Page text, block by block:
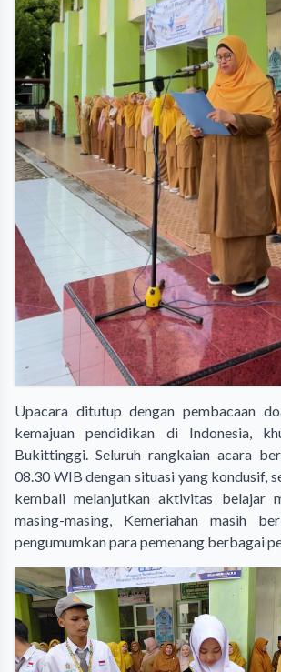
Upacara ditutup dengan pembacaan
kemajuan pendidikan di Indonesia,
Bukittinggi. Seluruh rangkaian acara
08.30 WIB dengan situasi yang kondusif,
kembali melanjutkan aktivitas belajar
masing-masing, Kemeriahan masih
pengumumkan para pemenang berbagai